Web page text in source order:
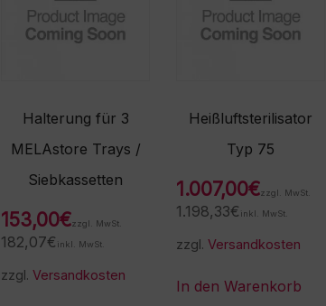
Halterung für 3
MELAstore Trays /
Siebkassetten
153,00€zzgl. MwSt.
182,07€ inkl. MwSt.
zzgl. Versandkosten
Heißluftsterilisator
Typ 75
1.007,00€zzgl. MwSt.
1.198,33€ inkl. MwSt.
zzgl. Versandkosten
In den Warenkorb